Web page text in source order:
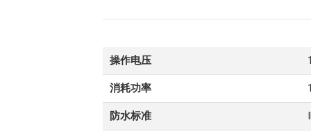
操作电压
消耗功率
防水标准